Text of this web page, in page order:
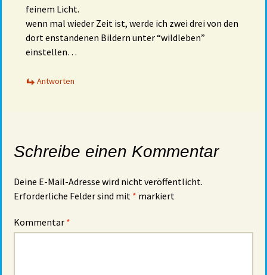
feinem Licht.
wenn mal wieder Zeit ist, werde ich zwei drei von den
dort enstandenen Bildern unter “wildleben”
einstellen…
Antworten
Schreibe einen Kommentar
Deine E-Mail-Adresse wird nicht veröffentlicht.
Erforderliche Felder sind mit * markiert
Kommentar *